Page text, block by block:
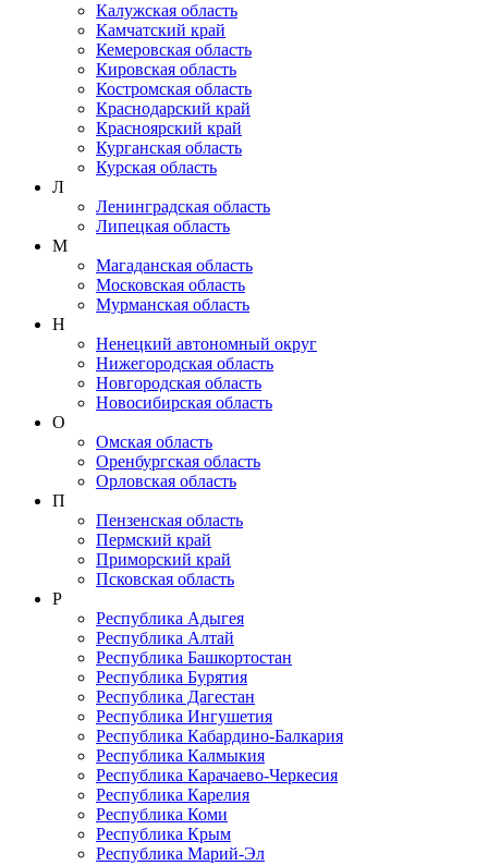
Калужская область
Камчатский край
Кемеровская область
Кировская область
Костромская область
Краснодарский край
Красноярский край
Курганская область
Курская область
Л
Ленинградская область
Липецкая область
М
Магаданская область
Московская область
Мурманская область
Н
Ненецкий автономный округ
Нижегородская область
Новгородская область
Новосибирская область
О
Омская область
Оренбургская область
Орловская область
П
Пензенская область
Пермский край
Приморский край
Псковская область
Р
Республика Адыгея
Республика Алтай
Республика Башкортостан
Республика Бурятия
Республика Дагестан
Республика Ингушетия
Республика Кабардино-Балкария
Республика Калмыкия
Республика Карачаево-Черкеcия
Республика Карелия
Республика Коми
Республика Крым
Республика Марий-Эл